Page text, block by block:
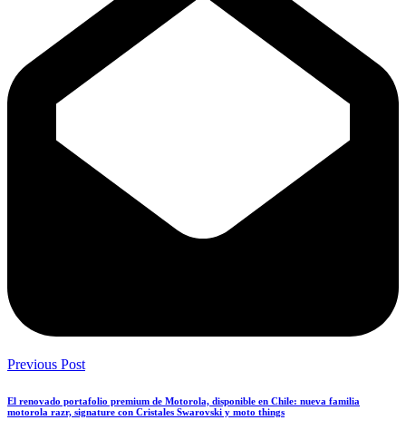
Previous Post
El renovado portafolio premium de Motorola, disponible en Chile: nueva familia
motorola razr, signature con Cristales Swarovski y moto things